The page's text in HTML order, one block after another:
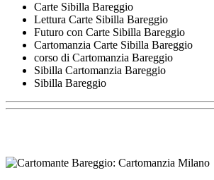
Carte Sibilla Bareggio
Lettura Carte Sibilla Bareggio
Futuro con Carte Sibilla Bareggio
Cartomanzia Carte Sibilla Bareggio
corso di Cartomanzia Bareggio
Sibilla Cartomanzia Bareggio
Sibilla Bareggio